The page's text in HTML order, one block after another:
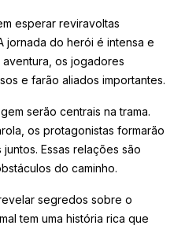
esperar reviravoltas
jornada do herói é intensa e
os jogadores
e farão aliados importantes.
serão centrais na trama.
os protagonistas formarão
Essas relações são
do caminho.
segredos sobre o
tem uma história rica que